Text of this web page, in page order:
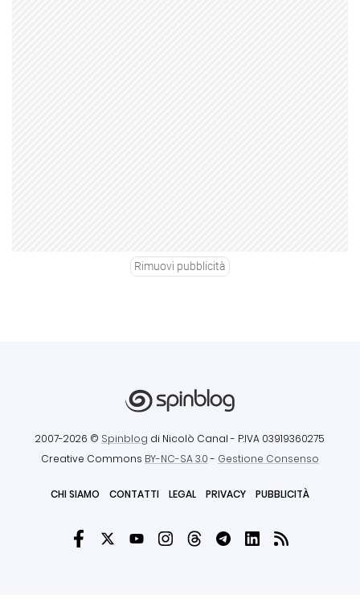
Rimuovi pubblicità
2007-2026 © Spinblog di Nicolò Canal - P.IVA 03919360275
Creative Commons BY-NC-SA 3.0- Gestione Consenso
CHI SIAMO CONTATTI LEGAL PRIVACY PUBBLICITÀ